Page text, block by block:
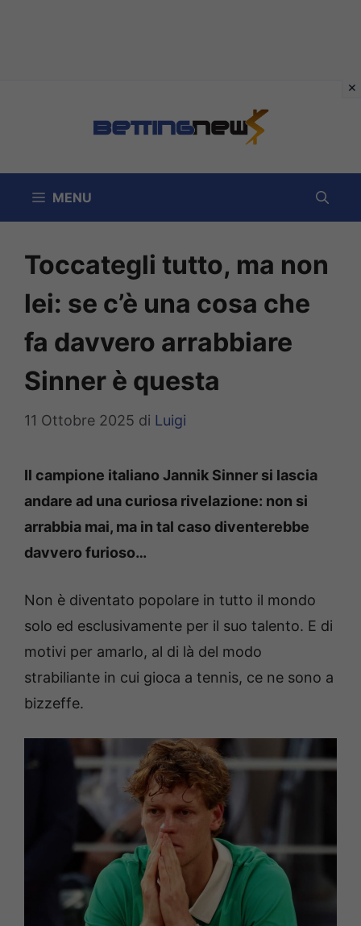
MENU
Toccategli tutto, ma non
lei: se c’è una cosa che
fa davvero arrabbiare
Sinner è questa
11 Ottobre 2025 di Luigi
Il campione italiano Jannik Sinner si lascia
andare ad una curiosa rivelazione: non si
arrabbia mai, ma in tal caso diventerebbe
davvero furioso…
Non è diventato popolare in tutto il mondo
solo ed esclusivamente per il suo talento. E di
motivi per amarlo, al di là del modo
strabiliante in cui gioca a tennis, ce ne sono a
bizzeffe.